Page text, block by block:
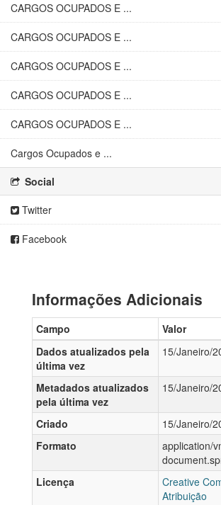
CARGOS OCUPADOS E ...
CARGOS OCUPADOS E ...
CARGOS OCUPADOS E ...
CARGOS OCUPADOS E ...
CARGOS OCUPADOS E ...
Cargos Ocupados e ...
Social
Twitter
Facebook
Informações Adicionais
Campo
Valor
Dados atualizados pela
última vez
15/Janeiro/
Metadados atualizados
pela última vez
15/Janeiro/
Criado
15/Janeiro/
Formato
application/
Licença
Creative
Atribuição